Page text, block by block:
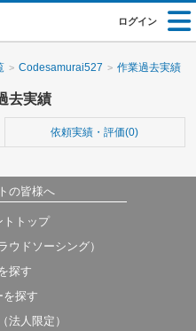
ログイン
Codesamurai527 作業過去実績
去実績
依頼実績・評価(0)
の皆様へ
トトップ
ウドソーシング）
探す
を探す
法人限定）